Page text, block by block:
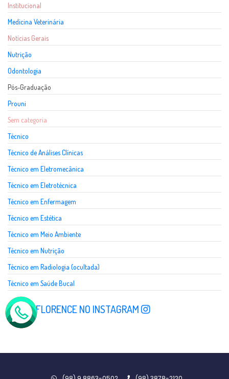
Institucional
Medicina Veterinária
Notícias Gerais
Nutrição
Odontologia
Pós-Graduação
Prouni
Sem categoria
Técnico
Técnico de Análises Clínicas
Técnico em Eletromecânica
Técnico em Eletrotécnica
Técnico em Enfermagem
Técnico em Estética
Técnico em Meio Ambiente
Técnico em Nutrição
Técnico em Radiologia (ocultada)
Técnico em Saúde Bucal
SIGA A FLORENCE NO INSTAGRAM